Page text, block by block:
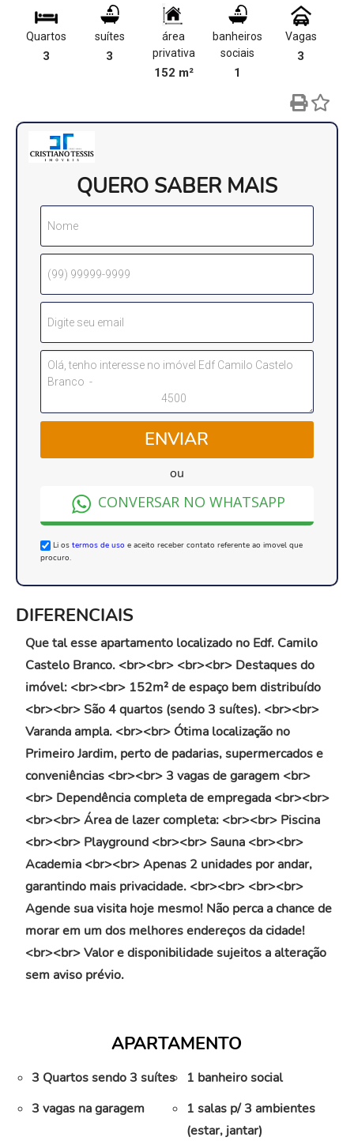
Quartos
3
suítes
3
área
privativa
152 m²
banheiros
sociais
1
Vagas
3
QUERO SABER MAIS
ENVIAR
ou
CONVERSAR NO WHATSAPP
Li os termos de uso e aceito receber contato referente ao imovel que
procuro.
DIFERENCIAIS
Que tal esse apartamento localizado no Edf. Camilo
Castelo Branco. <br><br> <br><br> Destaques do
imóvel: <br><br> 152m² de espaço bem distribuído
<br><br> São 4 quartos (sendo 3 suítes). <br><br>
Varanda ampla. <br><br> Ótima localização no
Primeiro Jardim, perto de padarias, supermercados e
conveniências <br><br> 3 vagas de garagem <br>
<br> Dependência completa de empregada <br><br>
<br><br> Área de lazer completa: <br><br> Piscina
<br><br> Playground <br><br> Sauna <br><br>
Academia <br><br> Apenas 2 unidades por andar,
garantindo mais privacidade. <br><br> <br><br>
Agende sua visita hoje mesmo! Não perca a chance de
morar em um dos melhores endereços da cidade!
<br><br> Valor e disponibilidade sujeitos a alteração
sem aviso prévio.
APARTAMENTO
3 Quartos sendo 3 suítes
1 banheiro social
3 vagas na garagem
1 salas p/ 3 ambientes
(estar, jantar)